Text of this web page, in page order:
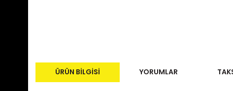
ÜRÜN BILGISI YORUMLAR